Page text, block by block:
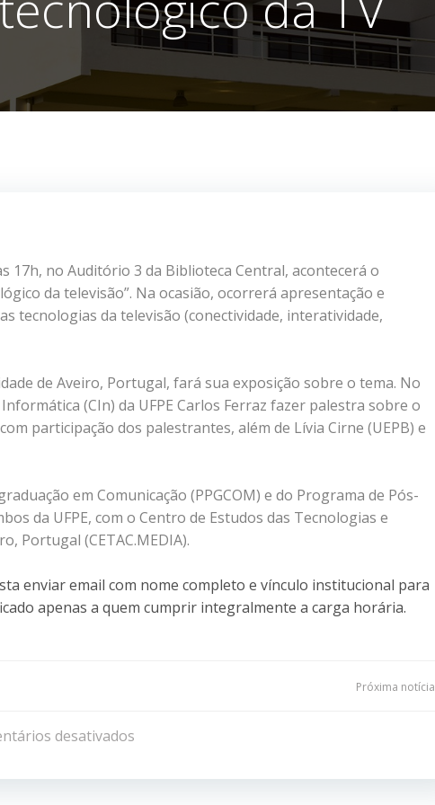
17h, no Auditório 3 da Biblioteca Central, acontecerá o
da televisão”. Na ocasião, ocorrerá apresentação e
tecnologias da televisão (conectividade, interatividade,
de Aveiro, Portugal, fará sua exposição sobre o tema. No
(CIn) da UFPE Carlos Ferraz fazer palestra sobre o
participação dos palestrantes, além de Lívia Cirne (UEPB) e
em Comunicação (PPGCOM) e do Programa de Pós-
da UFPE, com o Centro de Estudos das Tecnologias e
Portugal (CETAC.MEDIA).
enviar email com nome completo e vínculo institucional para
apenas a quem cumprir integralmente a carga horária.
de
Post
Próxima notícia
desativados